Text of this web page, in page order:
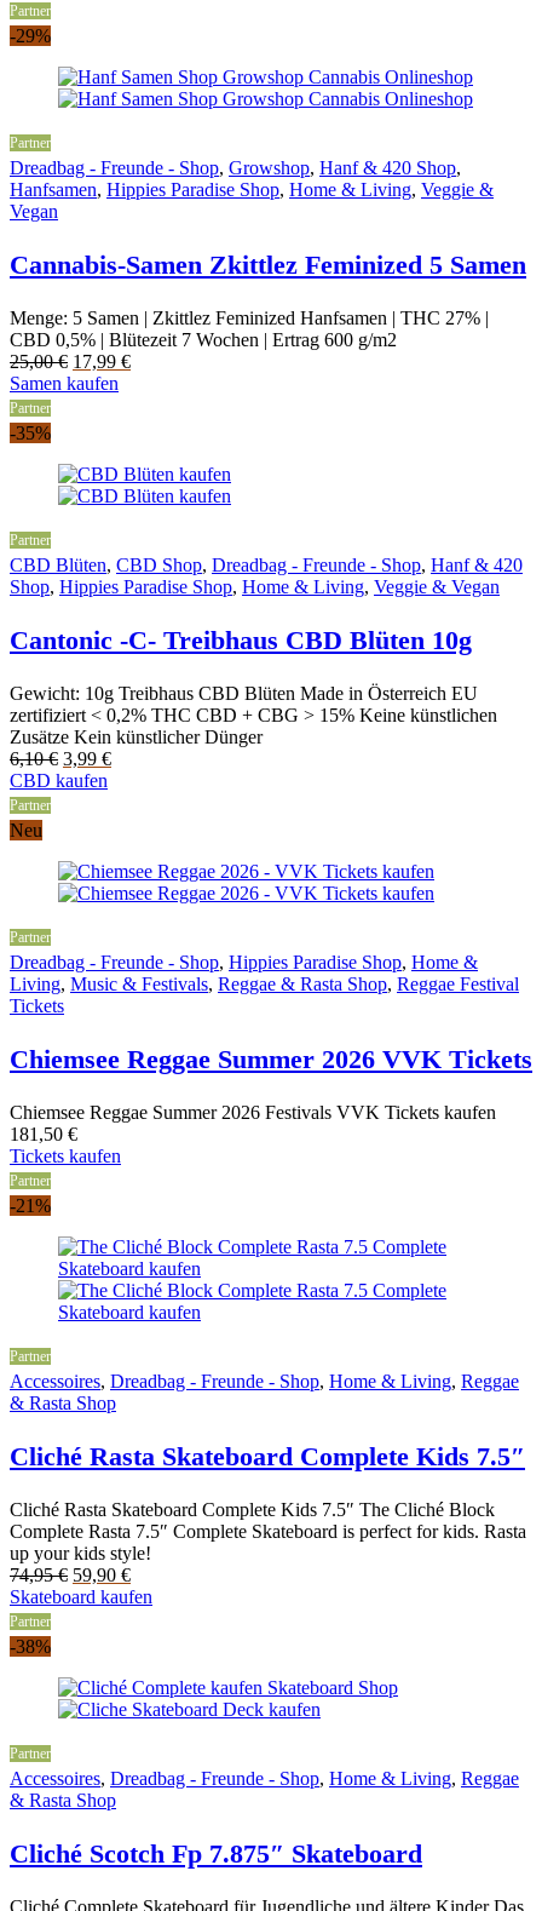
Partner
-29%
Partner
Dreadbag - Freunde - Shop, Growshop, Hanf & 420 Shop,
Hanfsamen, Hippies Paradise Shop, Home & Living, Veggie &
Vegan
Cannabis-Samen Zkittlez Feminized 5 Samen
Menge: 5 Samen | Zkittlez Feminized Hanfsamen | THC 27% |
CBD 0,5% | Blütezeit 7 Wochen | Ertrag 600 g/m2
25,00€ Original
price
17,99 €Current
Samen kaufen
Partner
-35%
Partner
CBD Blüten, CBD Shop, Dreadbag - Freunde - Shop, Hanf & 420
Shop, Hippies Paradise Shop, Home & Living, Veggie & Vegan
Cantonic -C- Treibhaus CBD Blüten 10g
Gewicht: 10g Treibhaus CBD Blüten Made in Österreich EU
zertifiziert < 0,2% THC CBD + CBG > 15% Keine künstlichen
Zusätze Kein künstlicher Dünger
6,10€ Original
price
3,99 €Current
CBD kaufen
Partner
Neu
Partner
Dreadbag - Freunde - Shop, Hippies Paradise Shop, Home &
Living, Music & Festivals, Reggae & Rasta Shop, Reggae Festival
Tickets
Chiemsee Reggae Summer 2026 VVK Tickets
Chiemsee Reggae Summer 2026 Festivals VVK Tickets kaufen
181,50 €
Tickets kaufen
Partner
-21%
Partner
Accessoires, Dreadbag - Freunde - Shop, Home & Living, Reggae
& Rasta Shop
Cliché Rasta Skateboard Complete Kids 7.5″
Cliché Rasta Skateboard Complete Kids 7.5″ The Cliché Block
Complete Rasta 7.5″ Complete Skateboard is perfect for kids. Rasta
up your kids style!
74,95€ Original
price
59,90 €Current
price
Skateboard kaufen
Partner
-38%
Partner
Accessoires, Dreadbag - Freunde - Shop, Home & Living, Reggae
& Rasta Shop
Cliché Scotch Fp 7.875″ Skateboard
Cliché Complete Skateboard für Jugendliche und ältere Kinder Das